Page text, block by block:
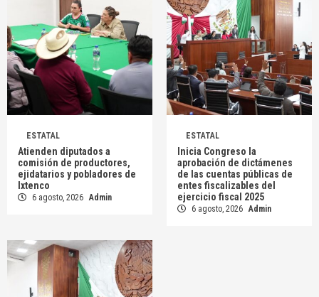
ESTATAL
Atienden diputados a
comisión de productores,
ejidatarios y pobladores de
Ixtenco
6 agosto, 2026 Admin
ESTATAL
Inicia Congreso la
aprobación de dictámenes
de las cuentas públicas de
entes fiscalizables del
ejercicio fiscal 2025
6 agosto, 2026 Admin